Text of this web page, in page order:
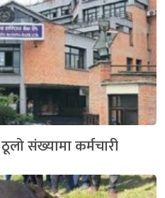
ठूलो संख्यामा कर्मचारी